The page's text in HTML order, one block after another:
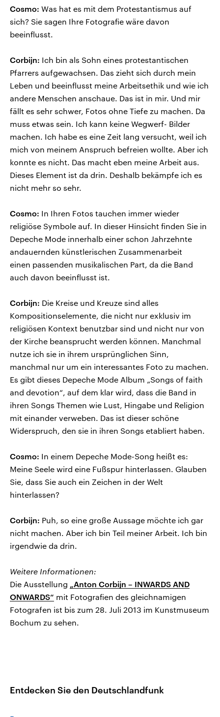
Cosmo: Was hat es mit dem Protestantismus auf
sich? Sie sagen Ihre Fotografie wäre davon
beeinflusst.
Corbijn: Ich bin als Sohn eines protestantischen
Pfarrers aufgewachsen. Das zieht sich durch mein
Leben und beeinflusst meine Arbeitsethik und wie ich
andere Menschen anschaue. Das ist in mir. Und mir
fällt es sehr schwer, Fotos ohne Tiefe zu machen. Da
muss etwas sein. Ich kann keine Wegwerf- Bilder
machen. Ich habe es eine Zeit lang versucht, weil ich
mich von meinem Anspruch befreien wollte. Aber ich
konnte es nicht. Das macht eben meine Arbeit aus.
Dieses Element ist da drin. Deshalb bekämpfe ich es
nicht mehr so sehr.
Cosmo: In Ihren Fotos tauchen immer wieder
religiöse Symbole auf. In dieser Hinsicht finden Sie in
Depeche Mode innerhalb einer schon Jahrzehnte
andauernden künstlerischen Zusammenarbeit
einen passenden musikalischen Part, da die Band
auch davon beeinflusst ist.
Corbijn: Die Kreise und Kreuze sind alles
Kompositionselemente, die nicht nur exklusiv im
religiösen Kontext benutzbar sind und nicht nur von
der Kirche beansprucht werden können. Manchmal
nutze ich sie in ihrem ursprünglichen Sinn,
manchmal nur um ein interessantes Foto zu machen.
Es gibt dieses Depeche Mode Album „Songs of faith
and devotion“, auf dem klar wird, dass die Band in
ihren Songs Themen wie Lust, Hingabe und Religion
mit einander verweben. Das ist dieser schöne
Widerspruch, den sie in ihren Songs etabliert haben.
Cosmo: In einem Depeche Mode-Song heißt es:
Meine Seele wird eine Fußspur hinterlassen. Glauben
Sie, dass Sie auch ein Zeichen in der Welt
hinterlassen?
Corbijn: Puh, so eine große Aussage möchte ich gar
nicht machen. Aber ich bin Teil meiner Arbeit. Ich bin
irgendwie da drin.
Weitere Informationen:
Die Ausstellung „Anton Corbijn – INWARDS AND
ONWARDS“ mit Fotografien des gleichnamigen
Fotografen ist bis zum 28. Juli 2013 im Kunstmuseum
Bochum zu sehen.
Entdecken Sie den Deutschlandfunk